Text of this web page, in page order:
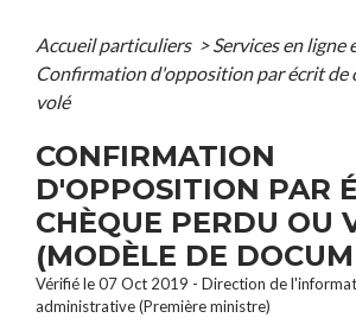
Accueil particuliers > Services en
Confirmation d'opposition par écrit de
volé
CONFIRMATION
D'OPPOSITION PAR
CHÈQUE PERDU OU
(MODÈLE DE
Vérifié le 07 Oct 2019 - Direction de
administrative (Première ministre)